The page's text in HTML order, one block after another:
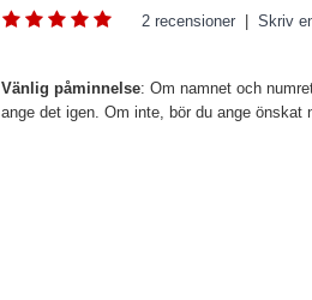
2 recensioner Skriv
Vänlig påminnelse: Om namnet och
ange det igen. Om inte, bör du ange önskat